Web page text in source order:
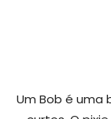
Um Bob é uma